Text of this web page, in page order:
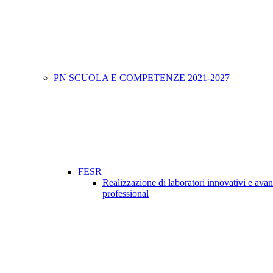
PN SCUOLA E COMPETENZE 2021-2027
FESR
Realizzazione di laboratori innovativi e
professional